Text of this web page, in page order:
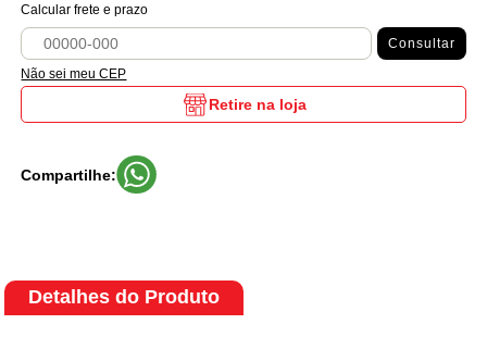
Calcular frete e prazo
Consultar
Não sei meu CEP
Retire na loja
Compartilhe:
Detalhes do Produto